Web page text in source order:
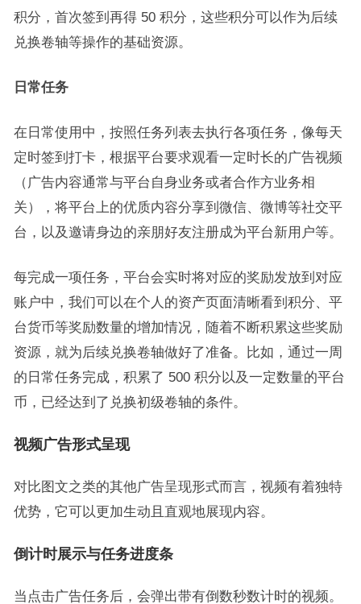
积分，首次签到再得 50 积分，这些积分可以作为后续
兑换卷轴等操作的基础资源。
日常任务
在日常使用中，按照任务列表去执行各项任务，像每天
定时签到打卡，根据平台要求观看一定时长的广告视频
（广告内容通常与平台自身业务或者合作方业务相
关），将平台上的优质内容分享到微信、微博等社交平
台，以及邀请身边的亲朋好友注册成为平台新用户等。
每完成一项任务，平台会实时将对应的奖励发放到对应
账户中，我们可以在个人的资产页面清晰看到积分、平
台货币等奖励数量的增加情况，随着不断积累这些奖励
资源，就为后续兑换卷轴做好了准备。比如，通过一周
的日常任务完成，积累了 500 积分以及一定数量的平台
币，已经达到了兑换初级卷轴的条件。
视频广告形式呈现
对比图文之类的其他广告呈现形式而言，视频有着独特
优势，它可以更加生动且直观地展现内容。
倒计时展示与任务进度条
当点击广告任务后，会弹出带有倒数秒数计时的视频。